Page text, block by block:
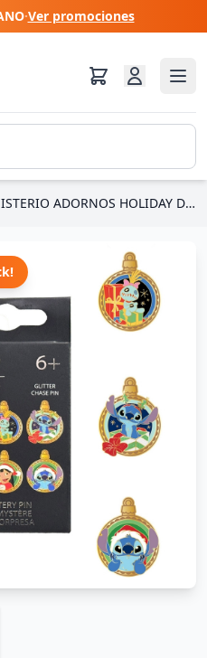
·Ver promociones
PIN CAJA MISTERIO ADORNOS HOLIDAY DE LILO Y STITCH - DISNEY LOUNGEFLY